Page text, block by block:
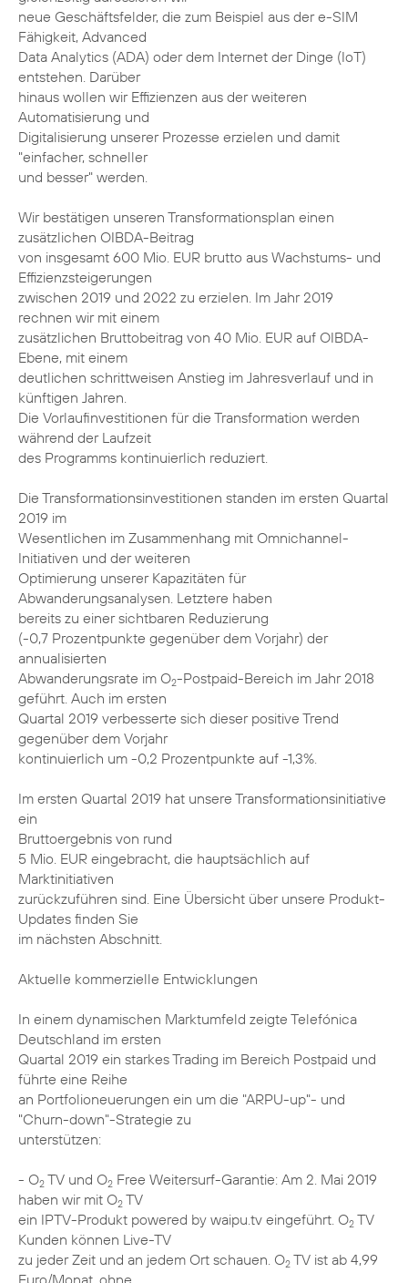
neue Geschäftsfelder, die zum Beispiel aus der e-SIM
Fähigkeit, Advanced
Data Analytics (ADA) oder dem Internet der Dinge (IoT)
entstehen. Darüber
hinaus wollen wir Effizienzen aus der weiteren
Automatisierung und
Digitalisierung unserer Prozesse erzielen und damit
"einfacher, schneller
und besser" werden.
Wir bestätigen unseren Transformationsplan einen
zusätzlichen OIBDA-Beitrag
von insgesamt 600 Mio. EUR brutto aus Wachstums- und
Effizienzsteigerungen
zwischen 2019 und 2022 zu erzielen. Im Jahr 2019
rechnen wir mit einem
zusätzlichen Bruttobeitrag von 40 Mio. EUR auf OIBDA-
Ebene, mit einem
deutlichen schrittweisen Anstieg im Jahresverlauf und in
künftigen Jahren.
Die Vorlaufinvestitionen für die Transformation werden
während der Laufzeit
des Programms kontinuierlich reduziert.
Die Transformationsinvestitionen standen im ersten Quartal
2019 im
Wesentlichen im Zusammenhang mit Omnichannel-
Initiativen und der weiteren
Optimierung unserer Kapazitäten für
Abwanderungsanalysen. Letztere haben
bereits zu einer sichtbaren Reduzierung
(-0,7 Prozentpunkte gegenüber dem Vorjahr) der
annualisierten
Abwanderungsrate im O2-Postpaid-Bereich im Jahr 2018
geführt. Auch im ersten
Quartal 2019 verbesserte sich dieser positive Trend
gegenüber dem Vorjahr
kontinuierlich um -0,2 Prozentpunkte auf -1,3%.
Im ersten Quartal 2019 hat unsere Transformationsinitiative
ein
Bruttoergebnis von rund
5 Mio. EUR eingebracht, die hauptsächlich auf
Marktinitiativen
zurückzuführen sind. Eine Übersicht über unsere Produkt-
Updates finden Sie
im nächsten Abschnitt.
Aktuelle kommerzielle Entwicklungen
In einem dynamischen Marktumfeld zeigte Telefónica
Deutschland im ersten
Quartal 2019 ein starkes Trading im Bereich Postpaid und
führte eine Reihe
an Portfolioneuerungen ein um die "ARPU-up"- und
"Churn-down"-Strategie zu
unterstützen:
- O2 TV und O2 Free Weitersurf-Garantie: Am 2. Mai 2019
haben wir mit O2 TV
ein IPTV-Produkt powered by waipu.tv eingeführt. O2 TV
Kunden können Live-TV
zu jeder Zeit und an jedem Ort schauen. O2 TV ist ab 4,99
Euro/Monat, ohne